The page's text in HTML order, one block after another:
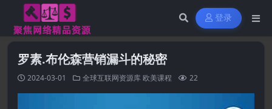
登录
罗素.布伦森营销漏斗的秘密
2024-03-01 全球互联网资源库欧美课程 22